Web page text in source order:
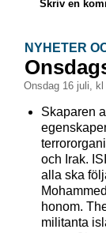
Skriv en
NYHETER
onsdag 16 juli,
Skaparen
och Irak.
alla ska
honom.
militanta